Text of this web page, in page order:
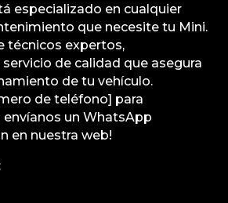
especializado en cualquier
que necesite tu Mini.
técnicos expertos,
de calidad que asegura
de tu vehículo.
de teléfono] para
un WhatsApp
en nuestra web!